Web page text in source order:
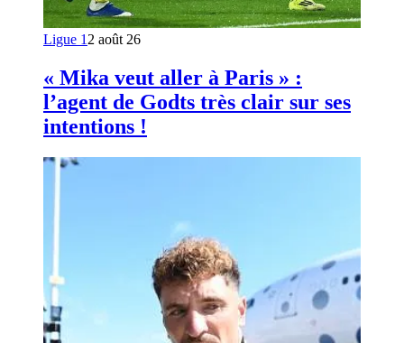
Ligue 1 2 août 26
« Mika veut aller à Paris » :
l’agent de Godts très clair sur ses
intentions !